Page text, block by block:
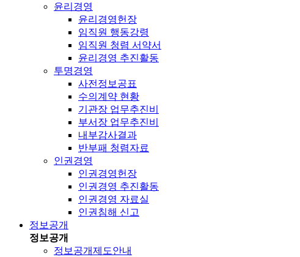
윤리경영
윤리경영헌장
임직원 행동강령
임직원 청렴 서약서
윤리경영 추진활동
투명경영
사전정보공표
수의계약 현황
기관장 업무추진비
부서장 업무추진비
내부감사결과
반부패 청렴자료
인권경영
인권경영헌장
인권경영 추진활동
인권경영 자료실
인권침해 신고
정보공개
정보공개
정보공개제도안내